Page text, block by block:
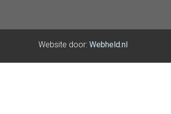
Website door: Webheld.nl